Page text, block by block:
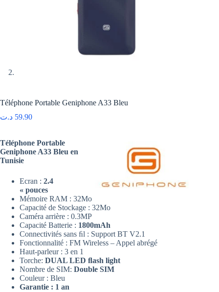
Téléphone Portable Geniphone A33 Bleu
59.90 د.ت
Téléphone Portable
Geniphone A33 Bleu en
Tunisie
Ecran : 2.4
« pouces
Mémoire RAM : 32Mo
Capacité de Stockage : 32Mo
Caméra arrière : 0.3MP
Capacité Batterie : 1800mAh
Connectivités sans ﬁl : Support BT V2.1
Fonctionnalité : FM Wireless – Appel abrégé
Haut-parleur : 3 en 1
Torche: DUAL LED ﬂash light
Nombre de SIM: Double SIM
Couleur : Bleu
Garantie : 1 an